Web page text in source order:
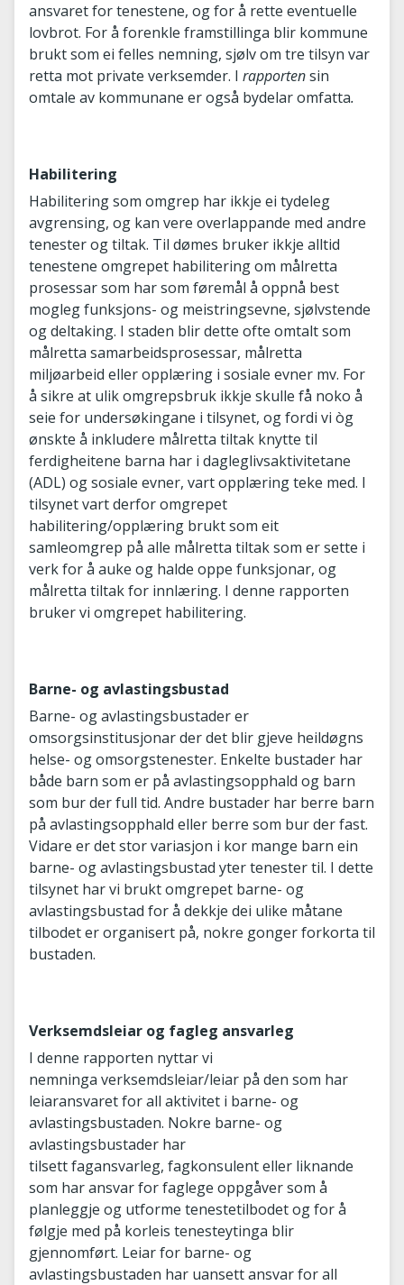
ansvaret for tenestene, og for å rette eventuelle
lovbrot. For å forenkle framstillinga blir kommune
brukt som ei felles nemning, sjølv om tre tilsyn var
retta mot private verksemder. I rapportensin
omtale av kommunane er også bydelar omfatta.
Habilitering
Habilitering som omgrep har ikkje ei tydeleg
avgrensing, og kan vere overlappande med andre
tenester og tiltak. Til dømes bruker ikkje alltid
tenestene omgrepet habilitering om målretta
prosessar som har som føremål å oppnå best
mogleg funksjons- og meistringsevne, sjølvstende
og deltaking. I staden blir dette ofte omtalt som
målretta samarbeidsprosessar, målretta
miljøarbeid eller opplæring i sosiale evner mv. For
å sikre at ulik omgrepsbruk ikkje skulle få noko å
seie for undersøkingane i tilsynet, og fordi vi òg
ønskte å inkludere målretta tiltak knytte til
ferdigheitene barna har i dagleglivsaktivitetane
(ADL) og sosiale evner, vart opplæring teke med. I
tilsynet vart derfor omgrepet
habilitering/opplæring brukt som eit
samleomgrep på alle målretta tiltak som er sette i
verk for å auke og halde oppe funksjonar, og
målretta tiltak for innlæring. I denne rapporten
bruker vi omgrepet habilitering.
Barne- og avlastingsbustad
Barne- og avlastingsbustader er
omsorgsinstitusjonar der det blir gjeve heildøgns
helse- og omsorgstenester. Enkelte bustader har
både barn som er på avlastingsopphald og barn
som bur der full tid. Andre bustader har berre barn
på avlastingsopphald eller berre som bur der fast.
Vidare er det stor variasjon i kor mange barn ein
barne- og avlastingsbustad yter tenester til. I dette
tilsynet har vi brukt omgrepet barne- og
avlastingsbustad for å dekkje dei ulike måtane
tilbodet er organisert på, nokre gonger forkorta til
bustaden.
Verksemdsleiar og fagleg ansvarleg
I denne rapporten nyttar vi
nemninga verksemdsleiar/leiar på den som har
leiaransvaret for all aktivitet i barne- og
avlastingsbustaden. Nokre barne- og
avlastingsbustader har
tilsett fagansvarleg, fagkonsulent eller liknande
som har ansvar for faglege oppgåver som å
planleggje og utforme tenestetilbodet og for å
følgje med på korleis tenesteytinga blir
gjennomført. Leiar for barne- og
avlastingsbustaden har uansett ansvar for all